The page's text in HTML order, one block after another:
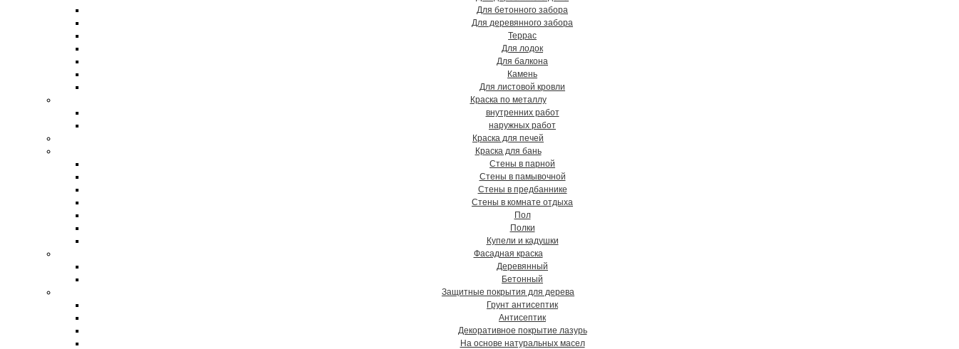
Для бетонного забора
Для деревянного забора
Террас
Для лодок
Для балкона
Камень
Для листовой кровли
Краска по металлу
внутренних работ
наружных работ
Краска для печей
Краска для бань
Стены в парной
Стены в памывочной
Стены в предбаннике
Стены в комнате отдыха
Пол
Полки
Купели и кадушки
Фасадная краска
Деревянный
Бетонный
Защитные покрытия для дерева
Грунт антисептик
Антисептик
Декоративное покрытие лазурь
На основе натуральных масел